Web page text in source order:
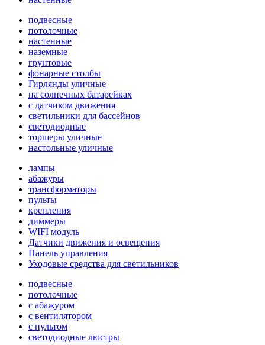
подвесные
потолочные
настенные
наземные
грунтовые
фонарные столбы
Гирлянды уличные
на солнечных батарейках
с датчиком движения
светильники для бассейнов
светодиодные
торшеры уличные
настольные уличные
лампы
абажуры
трансформаторы
пульты
крепления
диммеры
WIFI модуль
Датчики движения и освещения
Панель управления
Уходовые средства для светильников
подвесные
потолочные
с абажуром
с вентилятором
с пультом
светодиодные люстры